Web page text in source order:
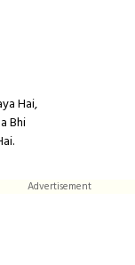
Hai,
Bhi
Advertisement